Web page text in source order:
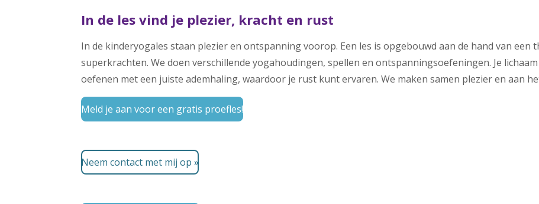
In de les vind je plezier, kracht en rust
In de kinderyogales staan plezier en ontspanning voorop. Een les is opgebouwd aan de hand van een
superkrachten. We doen verschillende yogahoudingen, spellen en ontspanningsoefeningen. Je
oefenen met een juiste ademhaling, waardoor je rust kunt ervaren. We maken samen plezier en aan
Meld je aan voor een gratis proefles!
Neem contact met mij op »